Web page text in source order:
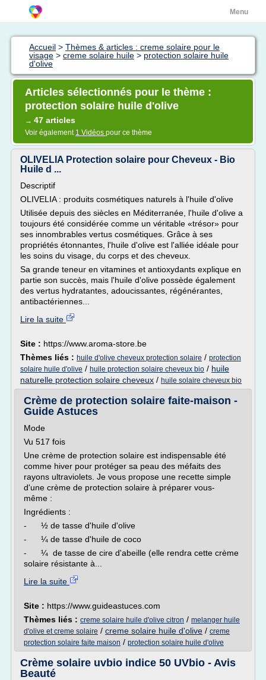
Menu
Accueil > Thèmes & articles : creme solaire pour le
visage > creme solaire huile > protection solaire huile
d'olive
Articles sélectionnés pour le thème :
protection solaire huile d'olive
→ 47 articles
Voir également 1 Vidéos pour ce thème
OLIVELIA Protection solaire pour Cheveux - Bio
Huile d ...
Descriptif
OLIVELIA : produits cosmétiques naturels à l'huile d'olive
Utilisée depuis des siècles en Méditerranée, l'huile d'olive a
toujours été considérée comme un véritable «trésor» pour
ses innombrables vertus cosmétiques. Grâce à ses
propriétés étonnantes, l'huile d'olive est l'alliée idéale pour
les soins du visage, du corps et des cheveux.
Sa grande teneur en vitamines et antioxydants explique en
partie son succès, mais l'huile d'olive possède également
des vertus hydratantes, adoucissantes, régénérantes,
antibactériennes...
Lire la suite
Site : https://www.aroma-store.be
Thèmes liés : huile d'olive cheveux protection solaire / protection
solaire huile d'olive / huile protection solaire cheveux bio / huile
naturelle protection solaire cheveux / huile solaire cheveux bio
Crème de protection solaire faite-maison -
Guide Astuces
Mode
Vu 517 fois
Une crème de protection solaire est indispensable été
comme hiver pour protéger sa peau des méfaits des
rayons ultraviolets. Je vous propose une recette simple
d'une crème de protection solaire à préparer vous-
même :
Ingrédients :
- ½ de tasse d'huile d'olive
- ¼ de tasse d'huile de coco
- ¼ de tasse de cire d'abeille (elle rendra cette crème
solaire résistante à...
Lire la suite
Site : https://www.guideastuces.com
Thèmes liés : creme solaire huile d'olive citron / melanger huile
d'olive et creme solaire / creme solaire huile d'olive / creme
protection solaire faite maison / protection solaire huile d'olive
Crème solaire uvbio indice 50 UVbio - Avis
Beauté